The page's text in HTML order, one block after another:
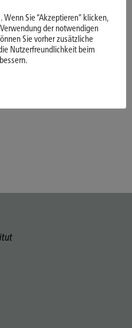
Sie “Akzeptieren” klicken,
der notwendigen
Sie vorher zusätzliche
Nutzerfreundlichkeit beim